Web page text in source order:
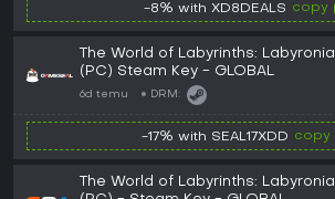
-8% with XD8DEALS copy
The World of Labyrinths: Labyronia
(PC) Steam Key - GLOBAL
6d temu DRM:
-17% with SEAL17XDD copy
The World of Labyrinths: Labyronia